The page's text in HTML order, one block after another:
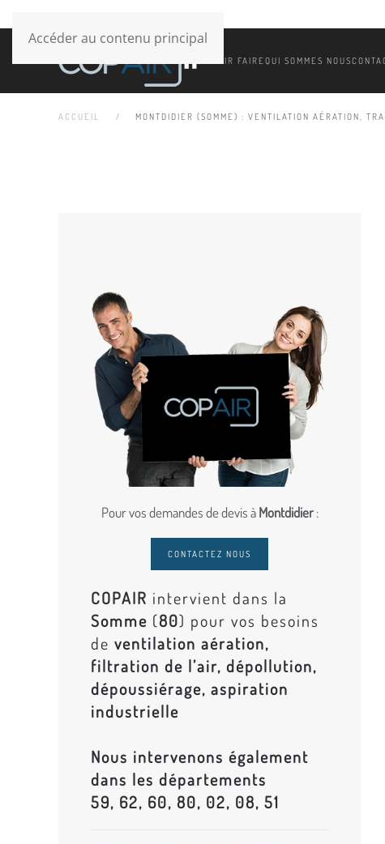
Accéder au contenu principal
SAVOIR FAIREQUI SOMMES NOUS
ACCUEIL MONTDIDIER (SOMME) : VENTILATION AÉRATION,
Pour vos demandes de devis àMontdidier:
CONTACTEZ NOUS
COPAIR intervient dans la
Somme (80) pour vos besoins
de ventilation aération,
filtration de l’air, dépollution,
dépoussiérage, aspiration
industrielle
Nous intervenons également
dans les départements
59, 62, 60, 80, 02, 08, 51